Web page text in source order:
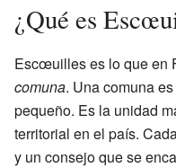
¿Qué es
Escœuilles es lo que en
comuna. Una comuna
pequeño. Es la unidad
territorial en el país.
y un consejo que se